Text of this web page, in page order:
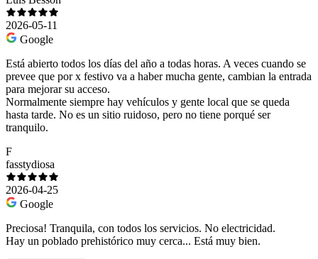
2026-05-11
Google
Está abierto todos los días del año a todas horas. A veces cuando se
prevee que por x festivo va a haber mucha gente, cambian la entrada
para mejorar su acceso.
Normalmente siempre hay vehículos y gente local que se queda
hasta tarde. No es un sitio ruidoso, pero no tiene porqué ser
tranquilo.
F
fasstydiosa
2026-04-25
Google
Preciosa! Tranquila, con todos los servicios. No electricidad.
Hay un poblado prehistórico muy cerca... Está muy bien.